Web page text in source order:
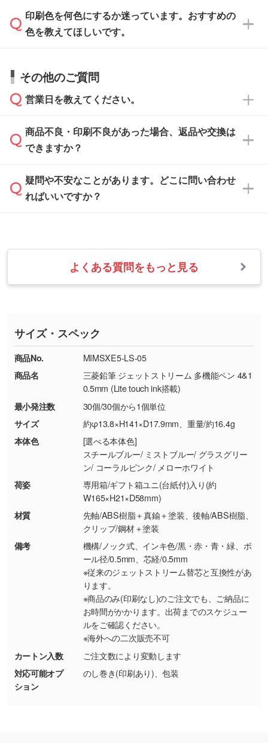
方」をご確認ください。
ムへ添付いただくか、担当スタッフ宛にメール
でお送りください。
い合わせください。
なお、印刷用データの作り方に関する詳細は、
データ作成でお困りの際には、担当スタッフが
サポートいたしますのでお気軽にご相談くださ
から添付してお送りください。
しい
解像度の低い画像や、手書きのイラスト、写真
などを、印刷に適したベクターデータに変換し
・フルカラーデータを1色に変換してほしい
・1色印刷でグラデーションや濃淡を表現した
い
す。→詳しく見る
・コーポレートカラーを使って印刷したい／印
刷色にこだわりがある
DIC・PANTONEなどのカラーチップの指定や、
現物支給による色指定も承っております。→
しく見る
・背景がある画像からキャラクター部分だけを
使いたいです
シンプルな背景のデータや、使いたいキャラク
ター部分の輪郭がはっきりしているデータは切
り抜き処理が可能です。→詳しく見る
・持っているデータの背景が足りない／塗り足
しの作り方が分からない
印刷したいデータが印刷範囲よりも小さい場
合、シンプルな色・柄の背景であれば拡張が可
詳しく見る
・デザインにQRコードを入れたい／QRコード
URLをご指定いただければ、QRコードを生成
いたします。配置のご相談にも応じています。
→
印刷色を何色にするか迷っています。おすすめの
色を教えてほしいです。
お見積・ご注文・
相談いただきますと、担当スタッフがお客様の
ご希望や商品の本体色を確認し、印刷色をご提
本体色がブラック、ネイビーなど濃色の場合は
白色か淡い色の印刷色をおすすめしておりま
本体色がナチュラルなど淡色の場合、印刷をく
っきりと目立たせたいときは濃い印刷色が、柔
らかい雰囲気にしたいときは淡い印刷色が映え
また、お選びいただいた印刷色が本体色に合わ
ない場合や仕上がりに影響しそうな場合は、ス
タッフから別の色をご案内することもございま
その他のご質問
営業日を教えてください。
営業日は平日の10:00～18:00で、土日祝日はお
休みとなります。注文・見積・お問い合わせ
速やかに対応いたします。
商品不良・印刷不良があった場合、返品や交換は
できますか？
お手数をお掛けいたしますが、至急担当スタッ
フまでご連絡ください。商品の状況を確認し、
・お届け時に商品が損傷・故障している場合
・ご注文と異なる商品が届いた場合
・印刷不良があった場合
※詳しくは「商品の良品基準について
ください。
【返品・交換ができない場合】
・お客様の元で商品を加工された場合、または
商品が破損した場合
・商品到着後7日以上経過している場合
・お客様のご都合による返品・交換依頼(商
品・色・数量などの注文間違い等)
疑問や不安なことがあります。どこに問い合わせ
ればいいですか？
業日以内に担当スタッフよりメールにてご連絡
いたします。
お急ぎの場合はお電話でのご質問も受け付けて
TEL：0422-29-9911 営業時間10:00～
18:00(土日祝日除く)
お問い合わせフォームはこちら
よくある質問をもっと見る
サイズ・スペック
商品No.
MIMSXE5-LS-05
商品名
三菱鉛筆 ジェットストリーム 多機能ペン 4&1
0.5mm (Lite touch ink搭載)
最小発注数
30個/30個から1個単位
サイズ
約φ13.8×H141×D17.9mm、重量/約16.4g
本体色
[選べる本体色]
スチールブルー/ ミストブルー/ グラスグリー
ン/ コーラルピンク/ メローホワイト
荷姿
専用箱/ギフト箱ユニ(台紙付)入り(約
W165×H21×D58mm)
材質
先軸/ABS樹脂＋真鍮＋塗装、後軸/ABS樹脂、
クリップ/鋼材＋塗装
備考
機構/ノック式、インキ色/黒・赤・青・緑、ボ
ール径/0.5mm、芯経/0.5mm
※従来のジェットストリーム替芯と互換性があ
ります。
※商品のみ(印刷なし)のご注文でも、ご納品に
お時間がかかります。出荷までのスケジュー
ルをご確認ください。
※海外への二次販売不可
カートン入数
ご注文数により変動します
対応可能オプ
ション
のし巻き(印刷あり)、包装